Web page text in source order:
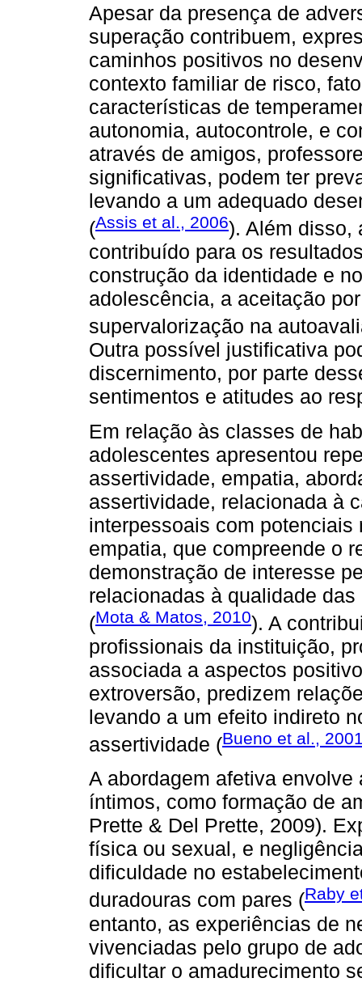
Apesar da presença de
superação contribuem,
caminhos positivos no
contexto familiar de risco,
características de
autonomia, autocontrole, e
através de amigos,
significativas, podem ter
levando a um adequado
(Assis et al., 2006). Além disso,
contribuído para os
construção da identidade e
adolescência, a aceitação
supervalorização na
Outra possível justificativa
discernimento, por parte
sentimentos e atitudes ao
Em relação às classes de
adolescentes apresentou
assertividade, empatia,
assertividade, relacionada à
interpessoais com
empatia, que compreende o
demonstração de interesse
relacionadas à qualidade
(Mota & Matos, 2010). A
profissionais da instituição,
associada a aspectos
extroversão, predizem
levando a um efeito indireto
assertividade (Bueno et al.,
A abordagem afetiva
íntimos, como formação de
Prette & Del Prette, 2009).
física ou sexual, e
dificuldade no
duradouras com pares (Raby
entanto, as experiências de
vivenciadas pelo grupo de
dificultar o amadurecimento